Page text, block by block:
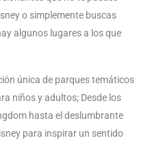
o simplemente buscas
algunos lugares a los que
única de parques temáticos
niños y adultos; Desde los
hasta el deslumbrante
para inspirar un sentido